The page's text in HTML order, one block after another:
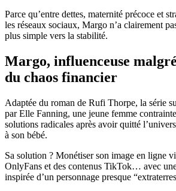
Parce qu’entre dettes, maternité précoce et
les réseaux sociaux, Margo n’a clairement
plus simple vers la stabilité.
Margo, influenceuse
du chaos financier
Adaptée du roman de Rufi Thorpe, la série
par Elle Fanning, une jeune femme
solutions radicales après avoir quitté
à son bébé.
Sa solution ? Monétiser son image en ligne
OnlyFans et des contenus TikTok… avec
inspirée d’un personnage presque